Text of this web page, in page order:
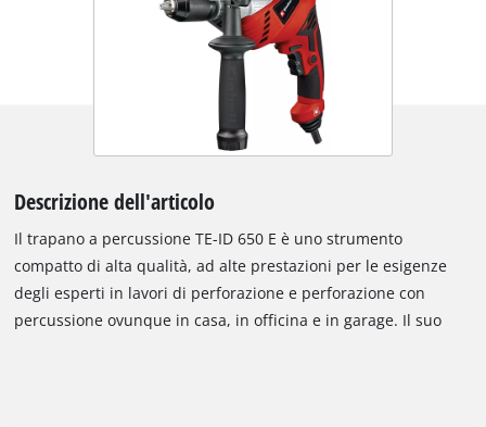
Descrizione dell'articolo
Il trapano a percussione TE-ID 650 E è uno strumento
compatto di alta qualità, ad alte prestazioni per le esigenze
degli esperti in lavori di perforazione e perforazione con
percussione ovunque in casa, in officina e in garage. Il suo